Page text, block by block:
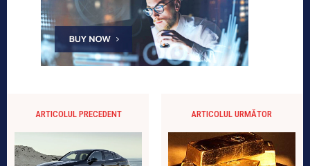
ARTICOLUL PRECEDENT ARTICOLUL URMĂTOR